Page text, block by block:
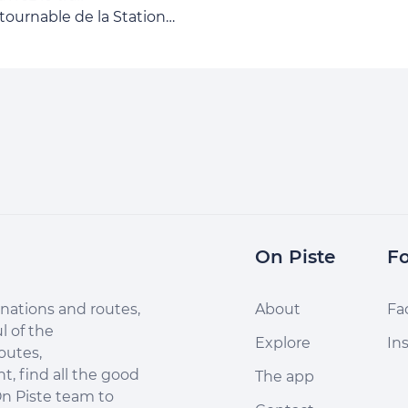
de la Station
de Gaillon, entre
sentiers escarpés et
exceptionnels sur
de la Seine.
Marathon Seine-Eure 2026
préfériez courir en solitaire
en équipe avec vos
propose 3
and routes,
of the
find all the good
Piste team to
On Piste
About
Explore
The app